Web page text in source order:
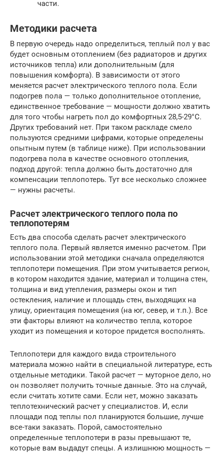
части.
Методики расчета
В первую очередь надо определиться, теплый пол у вас
будет основным отоплением (без радиаторов и других
источников тепла) или дополнительным (для
повышения комфорта). В зависимости от этого
меняется расчет электрического теплого пола. Если
подогрев пола — только дополнительное отопление,
единственное требование — мощности должно хватить
для того чтобы нагреть пол до комфортных 28,5-29°C.
Других требований нет. При таком раскладе смело
пользуются средними цифрами, которые определены
опытным путем (в таблице ниже). При использовании
подогрева пола в качестве основного отопления,
подход другой: тепла должно быть достаточно для
компенсации теплопотерь. Тут все несколько сложнее
— нужны расчеты.
Расчет электрического теплого пола по
теплопотерям
Есть два способа сделать расчет электрического
теплого пола. Первый является именно расчетом. При
использовании этой методики сначала определяются
теплопотери помещения. При этом учитывается регион,
в котором находится здание, материал и толщина стен,
толщина и вид утепления, размеры окон и тип
остекления, наличие и площадь стен, выходящих на
улицу, ориентация помещения (на юг, север, и т.п.). Все
эти факторы влияют на количество тепла, которое
уходит из помещения и которое придется восполнять.
Теплопотери для каждого вида строительного
материала можно найти в специальной литературе, есть
отдельные методики. Такой расчет — муторное дело, но
он позволяет получить точные данные. Это на случай,
если считать хотите сами. Если нет, можно заказать
теплотехнический расчет у специалистов. И, если
площади под теплы пол планируются большие, лучше
все-таки заказать. Порой, самостоятельно
определенные теплопотери в разы превышают те,
которые вам выдадут спецы. А излишнюю мощность —